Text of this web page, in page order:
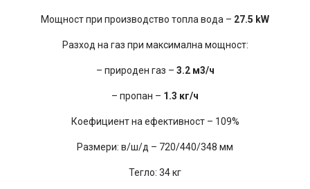
Мощност при производство топла водa – 27.5 kW
Разход на газ при максимална мощност:
– природен газ – 3.2 м3/ч
– пропан – 1.3 кг/ч
Коефициент на ефективност – 109%
Размери: в/ш/д – 720/440/348 мм
Тегло: 34 кг